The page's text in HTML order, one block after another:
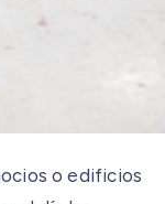
o edificios